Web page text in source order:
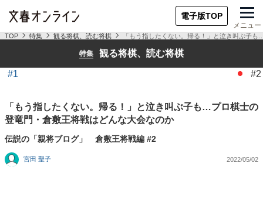
電子版TOP
メニュー
TOP 特集 観る将棋、読む将棋 「もう指したくない。帰る！」と泣き叫ぶ子
特集 観る将棋、読む将棋
#1 #2
「もう指したくない。帰る！」と泣き叫ぶ子も…プロ棋士の
登竜門・倉敷王将戦はどんな大会なのか
伝説の「親将ブログ」 倉敷王将戦編 #2
宮田 聖子 2022/05/02